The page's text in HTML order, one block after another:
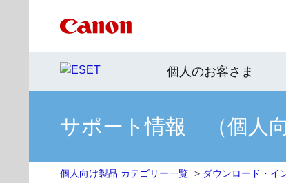
個人のお客さま
サポート情報 （個人向
個人向け製品 カテゴリー一覧 > ダウンロード・イ